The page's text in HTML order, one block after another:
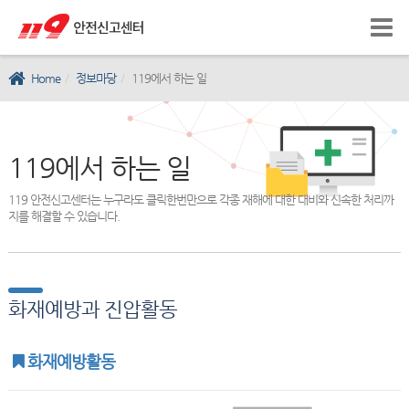
Home 정보마당 119에서 하는 일
119에서 하는 일
119 안전신고센터는 누구라도 클릭한번만으로 각종 재해에 대한 대비와 신속한 처리까
지를 해결할 수 있습니다.
화재예방과 진압활동
화재예방활동